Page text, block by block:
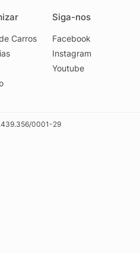
Carros
Siga-nos
Facebook
Instagram
Youtube
0001-29